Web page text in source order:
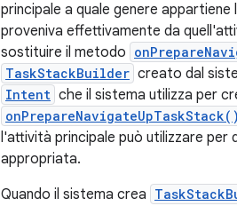
principale a quale genere
proveniva effettivamente da
sostituire il metodo
TaskStackBuilder creato dal
Intent che il sistema utilizza per
onPrepareNavigateUpTaskStack()
l'attività principale può utilizzare
appropriata.
Quando il sistema crea